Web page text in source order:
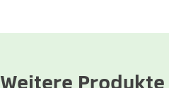
Weitere Produkte